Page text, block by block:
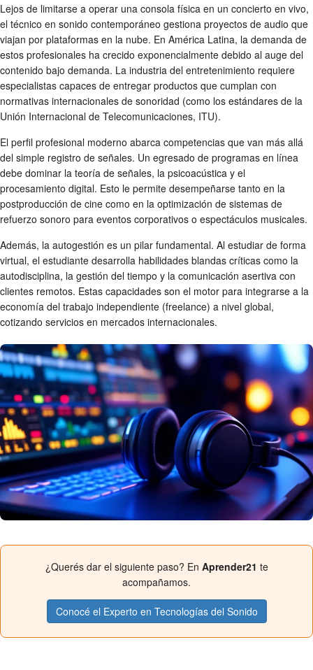
Lejos de limitarse a operar una consola física en un concierto en vivo,
el técnico en sonido contemporáneo gestiona proyectos de audio que
viajan por plataformas en la nube. En América Latina, la demanda de
estos profesionales ha crecido exponencialmente debido al auge del
contenido bajo demanda. La industria del entretenimiento requiere
especialistas capaces de entregar productos que cumplan con
normativas internacionales de sonoridad (como los estándares de la
Unión Internacional de Telecomunicaciones, ITU).
El perfil profesional moderno abarca competencias que van más allá
del simple registro de señales. Un egresado de programas en línea
debe dominar la teoría de señales, la psicoacústica y el
procesamiento digital. Esto le permite desempeñarse tanto en la
postproducción de cine como en la optimización de sistemas de
refuerzo sonoro para eventos corporativos o espectáculos musicales.
Además, la autogestión es un pilar fundamental. Al estudiar de forma
virtual, el estudiante desarrolla habilidades blandas críticas como la
autodisciplina, la gestión del tiempo y la comunicación asertiva con
clientes remotos. Estas capacidades son el motor para integrarse a la
economía del trabajo independiente (freelance) a nivel global,
cotizando servicios en mercados internacionales.
¿Querés dar el siguiente paso? En Aprender21 te
acompañamos.
Conocé el Experto en Tecnologías del Sonido